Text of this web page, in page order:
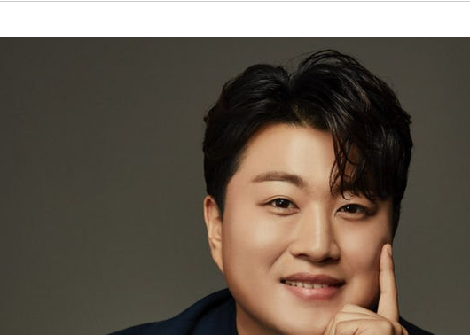
럼프, '이란 호르무즈 통제권' 수용할까
가 압수수색…내란 중요임무종사 혐의